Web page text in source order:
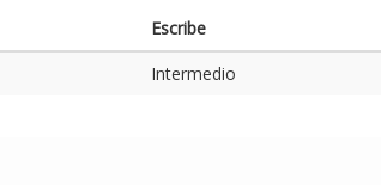
Escribe
Intermedio